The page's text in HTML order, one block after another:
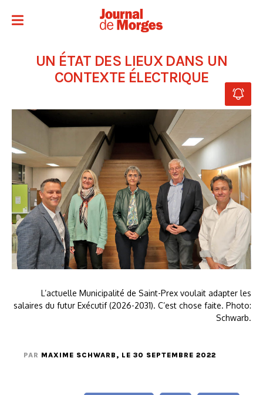
UN ÉTAT DES LIEUX DANS UN
CONTEXTE ÉLECTRIQUE
L’actuelle Municipalité de Saint-Prex voulait adapter les
salaires du futur Exécutif (2026-2031). C’est chose faite. Photo:
Schwarb.
PAR MAXIME SCHWARB , LE 30 SEPTEMBRE 2022